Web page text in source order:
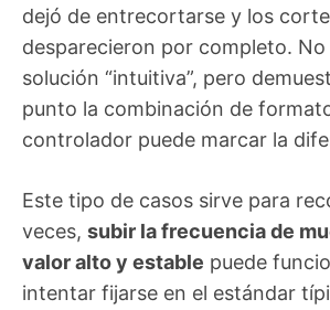
dejó de entrecortarse y los
desparecieron por completo. No
solución “intuitiva”, pero
punto la combinación de
controlador puede marcar la
Este tipo de casos sirve para
veces, subir la frecuencia de
valor alto y estable puede
intentar fijarse en el estándar